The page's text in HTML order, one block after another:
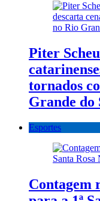
Piter
tornados
Grande do
Esportes
Contagem